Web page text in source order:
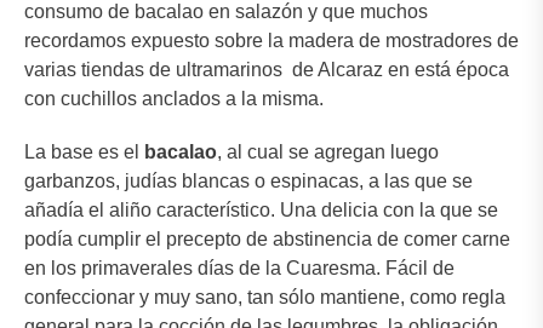
consumo de bacalao en salazón y que muchos
recordamos expuesto sobre la madera de mostradores de
varias tiendas de ultramarinos de Alcaraz en está época
con cuchillos anclados a la misma.
La base es el bacalao, al cual se agregan luego
garbanzos, judías blancas o espinacas, a las que se
añadía el aliño característico. Una delicia con la que se
podía cumplir el precepto de abstinencia de comer carne
en los primaverales días de la Cuaresma. Fácil de
confeccionar y muy sano, tan sólo mantiene, como regla